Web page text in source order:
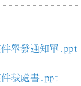
舉發通知單.ppt
件裁處書.ppt